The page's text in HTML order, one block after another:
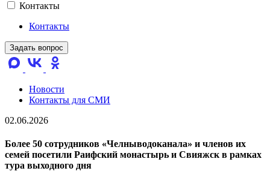
Контакты
Контакты
Задать вопрос
Новости
Контакты для СМИ
02.06.2026
Более 50 сотрудников «Челныводоканала» и членов их
семей посетили Раифский монастырь и Свияжск в рамках
тура выходного дня